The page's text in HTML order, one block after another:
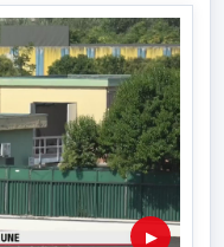
▶